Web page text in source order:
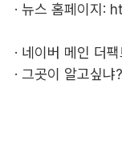
· 뉴스 홈페이지:
· 네이버 메인 더
· 그곳이 알고싶